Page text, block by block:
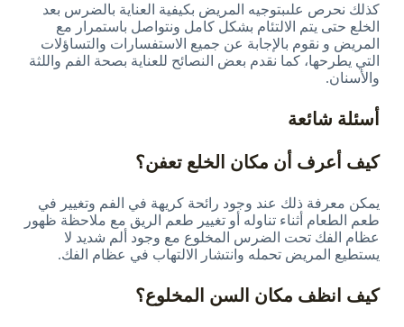
كذلك نحرص علىبتوجيه المريض بكيفية العناية بالضرس بعد
الخلع حتى يتم الالتئام بشكل كامل ونتواصل باستمرار مع
المريض و نقوم بالإجابة عن جميع الاستفسارات والتساؤلات
التي يطرحها، كما نقدم بعض النصائح للعناية بصحة الفم واللثة
والأسنان.
أسئلة شائعة
كيف أعرف أن مكان الخلع تعفن؟
يمكن معرفة ذلك عند وجود رائحة كريهة في الفم وتغيير في
طعم الطعام أثناء تناوله أو تغيير طعم الريق مع ملاحظة ظهور
عظام الفك تحت الضرس المخلوع مع وجود ألم شديد لا
يستطيع المريض تحمله وانتشار الالتهاب في عظام الفك.
كيف انظف مكان السن المخلوع؟